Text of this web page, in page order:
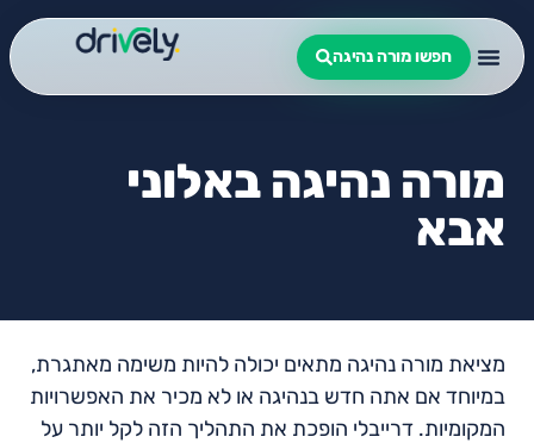
חפשו מורה נהיגה
מורה נהיגה באלוני
אבא
מציאת מורה נהיגה מתאים יכולה להיות משימה מאתגרת,
במיוחד אם אתה חדש בנהיגה או לא מכיר את האפשרויות
המקומיות. דרייבלי הופכת את התהליך הזה לקל יותר על